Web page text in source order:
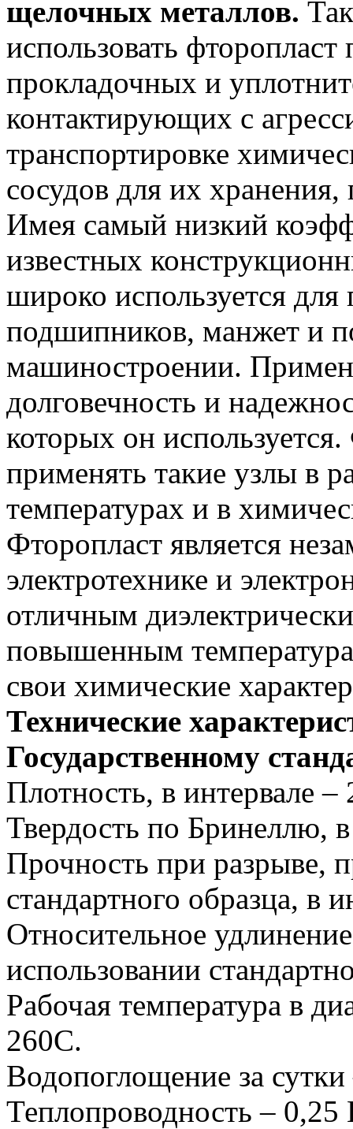
щелочных металлов.
использовать фторопласт
прокладочных и
контактирующих с
транспортировке
сосудов для их
Имея самый низкий
известных
широко используется для
подшипников, манжет и
машиностроении.
долговечность и
которых он
применять такие узлы в
температурах и в
Фторопласт является
электротехнике и
отличным
повышенным
свои химические
Технические
Государственному
Плотность, в интервале
Твердость по Бринеллю,
Прочность при разрыве,
стандартного образца, в
Относительное
использовании
Рабочая температура в
260С.
Водопоглощение за
Теплопроводность –